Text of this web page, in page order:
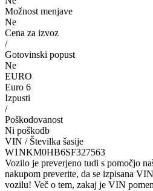
Možnost menjave
Ne
Cena za izvoz
/
Gotovinski popust
Ne
EURO
Euro 6
Izpusti
/
Poškodovanost
Ni poškodb
VIN / Številka šasije
W1NKM0HB6SF327563
Vozilo je preverjeno tudi s pomočjo
nakupom preverite, da se izpisana
vozilu! Več o tem, zakaj je VIN